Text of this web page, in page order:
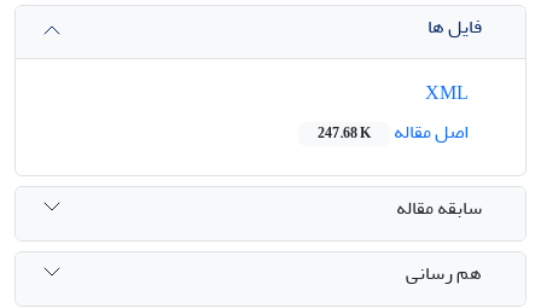
فایل ها
اصل مقاله
247.68 K
سابقه مقاله
هم رسانی